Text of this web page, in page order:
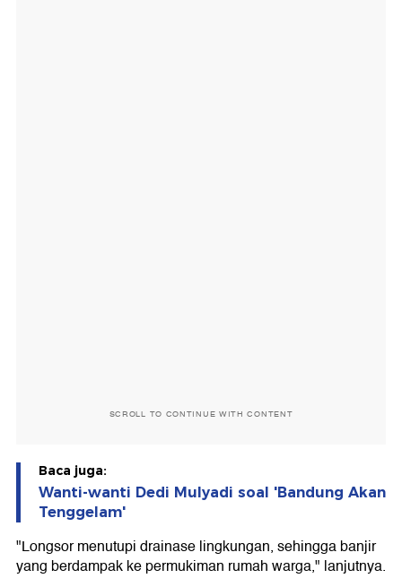
SCROLL TO CONTINUE WITH CONTENT
Baca juga:
Wanti-wanti Dedi Mulyadi soal 'Bandung Akan
Tenggelam'
"Longsor menutupi drainase lingkungan, sehingga banjir
yang berdampak ke permukiman rumah warga," lanjutnya.